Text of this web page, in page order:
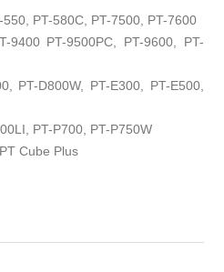
PT-580C, PT-7500, PT-7600
9400 PT-9500PC, PT-9600, PT-
PT-D800W, PT-E300, PT-E500,
PT-P700, PT-P750W
Cube Plus